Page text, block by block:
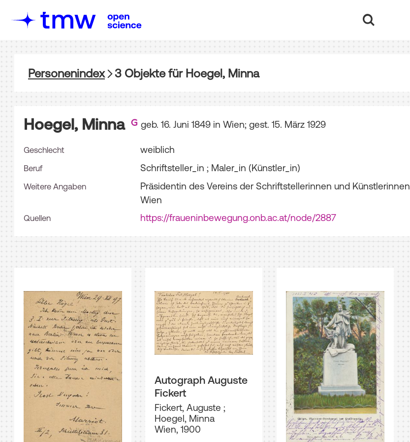
Personenindex 3 Objektefür Hoegel, Minna
Hoegel, Minna geb. 16. Juni 1849 in Wien; gest. 15. März 1929
Geschlecht weiblich
Beruf Schriftsteller_in ; Maler_in (Künstler_in)
Weitere Angaben
Präsidentin des Vereins der Schriftstellerinnen und Künstlerinnen
Wien
Quellen https://fraueninbewegung.onb.ac.at/node/2887
Autograph Auguste
Fickert
Fickert, Auguste ;
Hoegel, Minna
Wien, 1900